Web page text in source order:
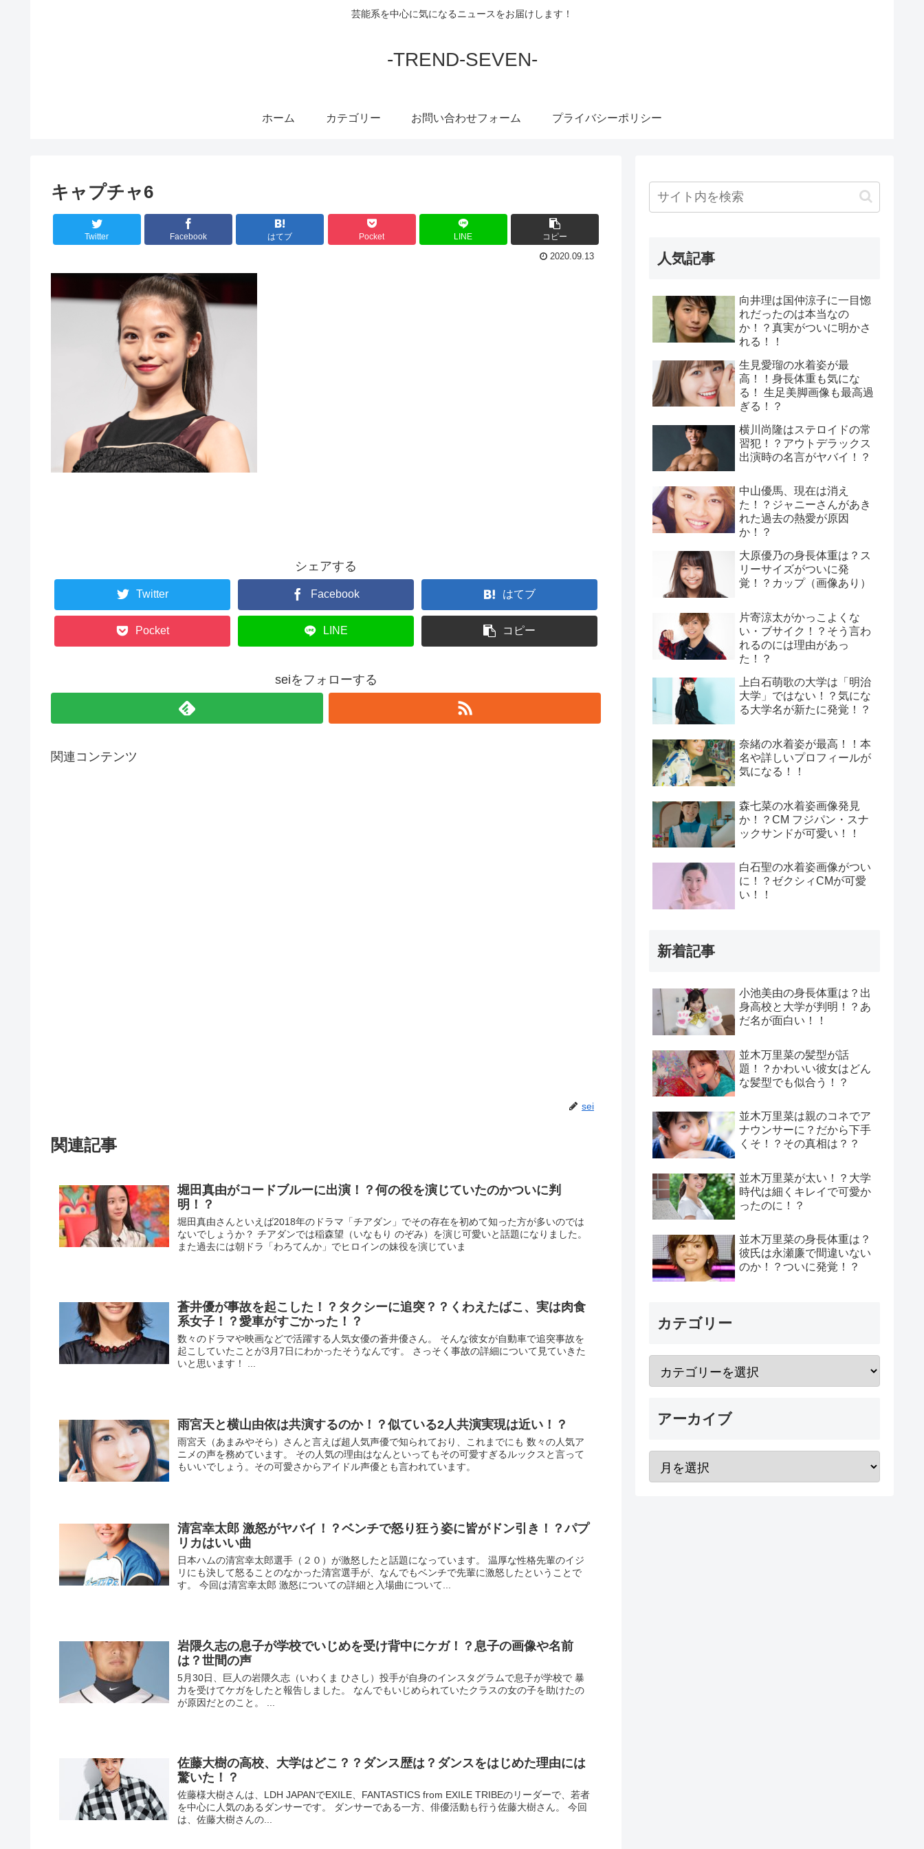
芸能系を中心に気になるニュースをお届けします！
-TREND-SEVEN-
ホーム カテゴリー お問い合わせフォーム プライバシーポリシー
キャプチャ6
Twitter Facebook はてブ Pocket LINE コピー
2020.09.13
シェアする
Twitter Facebook はてブ
Pocket LINE コピー
seiをフォローする
関連コンテンツ
sei
関連記事
堀田真由がコードブルーに出演！？何の役を演じていたのかついに判
明！？
堀田真由さんといえば2018年のドラマ「チアダン」でその存在を初めて知った方が多いのでは
ないでしょうか？ チアダンでは稲森望（いなもり のぞみ）を演じ可愛いと話題になりました。
また過去には朝ドラ「わろてんか」でヒロインの妹役を演じていま
蒼井優が事故を起こした！？タクシーに追突？？くわえたばこ、実は肉食
系女子！？愛車がすごかった！？
数々のドラマや映画などで活躍する人気女優の蒼井優さん。 そんな彼女が自動車で追突事故を
起こしていたことが3月7日にわかったそうなんです。 さっそく事故の詳細について見ていきた
いと思います！ ...
雨宮天と横山由依は共演するのか！？似ている2人共演実現は近い！？
雨宮天（あまみやそら）さんと言えば超人気声優で知られており、これまでにも 数々の人気ア
ニメの声を務めています。 その人気の理由はなんといってもその可愛すぎるルックスと言って
もいいでしょう。その可愛さからアイドル声優とも言われています。
清宮幸太郎 激怒がヤバイ！？ベンチで怒り狂う姿に皆がドン引き！？パプ
リカはいい曲
日本ハムの清宮幸太郎選手（２０）が激怒したと話題になっています。 温厚な性格先輩のイジ
リにも決して怒ることのなかった清宮選手が、なんでもベンチで先輩に激怒したということで
す。 今回は清宮幸太郎 激怒についての詳細と入場曲について...
岩隈久志の息子が学校でいじめを受け背中にケガ！？息子の画像や名前
は？世間の声
5月30日、巨人の岩隈久志（いわくま ひさし）投手が自身のインスタグラムで息子が学校で 暴
力を受けてケガをしたと報告しました。 なんでもいじめられていたクラスの女の子を助けたの
が原因だとのこと。 ...
佐藤大樹の高校、大学はどこ？？ダンス歴は？ダンスをはじめた理由には
驚いた！？
佐藤様大樹さんは、LDH JAPANでEXILE、FANTASTICS from EXILE TRIBEのリーダーで、若者
を中心に人気のあるダンサーです。 ダンサーである一方、俳優活動も行う佐藤大樹さん。 今回
は、佐藤大樹さんの...
人気記事
向井理は国仲涼子に一目惚
れだったのは本当なの
か！？真実がついに明かさ
れる！！
生見愛瑠の水着姿が最
高！！身長体重も気にな
る！ 生足美脚画像も最高過
ぎる！？
横川尚隆はステロイドの常
習犯！？アウトデラックス
出演時の名言がヤバイ！？
中山優馬、現在は消え
た！？ジャニーさんがあき
れた過去の熱愛が原因
か！？
大原優乃の身長体重は？ス
リーサイズがついに発
覚！？カップ（画像あり）
片寄涼太がかっこよくな
い・ブサイク！？そう言わ
れるのには理由があっ
た！？
上白石萌歌の大学は「明治
大学」ではない！？気にな
る大学名が新たに発覚！？
奈緒の水着姿が最高！！本
名や詳しいプロフィールが
気になる！！
森七菜の水着姿画像発見
か！？CM フジパン・スナ
ックサンドが可愛い！！
白石聖の水着姿画像がつい
に！？ゼクシィCMが可愛
い！！
新着記事
小池美由の身長体重は？出
身高校と大学が判明！？あ
だ名が面白い！！
並木万里菜の髪型が話
題！？かわいい彼女はどん
な髪型でも似合う！？
並木万里菜は親のコネでア
ナウンサーに？だから下手
くそ！？その真相は？？
並木万里菜が太い！？大学
時代は細くキレイで可愛か
ったのに！？
並木万里菜の身長体重は？
彼氏は永瀬廉で間違いない
のか！？ついに発覚！？
カテゴリー
アーカイブ